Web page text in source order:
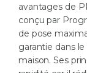
avantages de
conçu par
de pose
garantie dans
maison. Ses